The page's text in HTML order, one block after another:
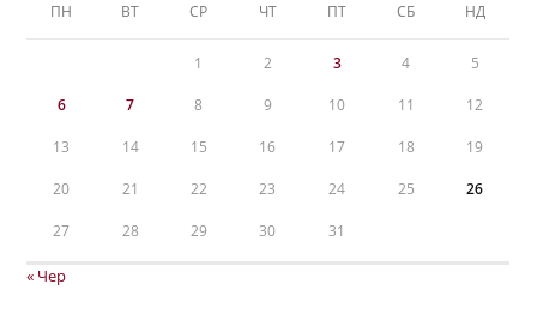
ПН ВТ СР ЧТ ПТ СБ НД
1 2 3 4 5
6 7 8 9 10 11 12
13 14 15 16 17 18 19
20 21 22 23 24 25 26
27 28 29 30 31
« Чер